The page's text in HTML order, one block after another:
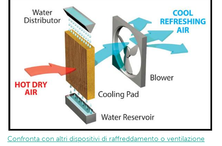
Confronta con altri dispositivi di raffreddamento o ventilazione